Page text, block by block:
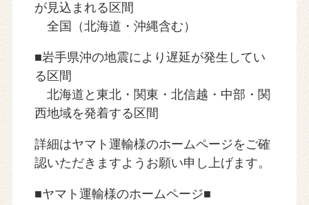
が見込まれる区間
全国（北海道・沖縄含む）
■岩手県沖の地震により遅延が発生してい
る区間
北海道と東北・関東・北信越・中部・関
西地域を発着する区間
詳細はヤマト運輸様のホームページをご確
認いただきますようお願い申し上げます。
■ヤマト運輸様のホームページ■